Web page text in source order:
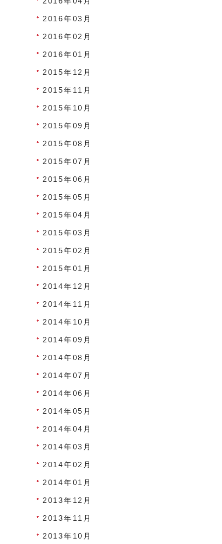
2016年03月
2016年02月
2016年01月
2015年12月
2015年11月
2015年10月
2015年09月
2015年08月
2015年07月
2015年06月
2015年05月
2015年04月
2015年03月
2015年02月
2015年01月
2014年12月
2014年11月
2014年10月
2014年09月
2014年08月
2014年07月
2014年06月
2014年05月
2014年04月
2014年03月
2014年02月
2014年01月
2013年12月
2013年11月
2013年10月